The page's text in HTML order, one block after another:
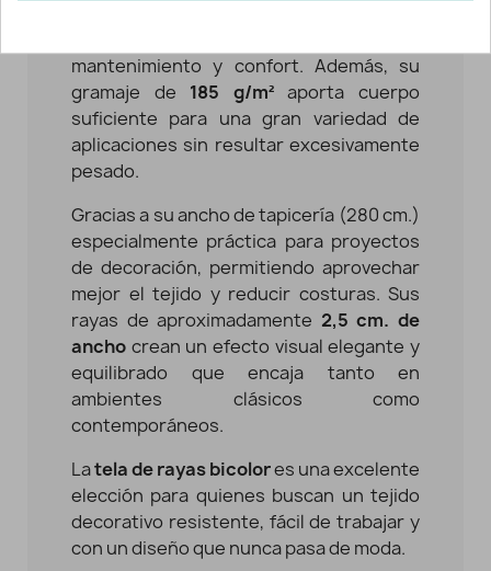
mantenimiento y confort. Además, su
gramaje de 185 g/m²aporta cuerpo
suficiente para una gran variedad de
aplicaciones sin resultar excesivamente
pesado.
Gracias a su ancho de tapicería (280 cm.)
especialmente práctica para proyectos
de decoración, permitiendo aprovechar
mejor el tejido y reducir costuras. Sus
rayas de aproximadamente 2,5 cm. de
ancho crean un efecto visual elegante y
equilibrado que encaja tanto en
ambientes clásicos como
contemporáneos.
Latela de rayas bicolores una excelente
elección para quienes buscan un tejido
decorativo resistente, fácil de trabajar y
con un diseño que nunca pasa de moda.